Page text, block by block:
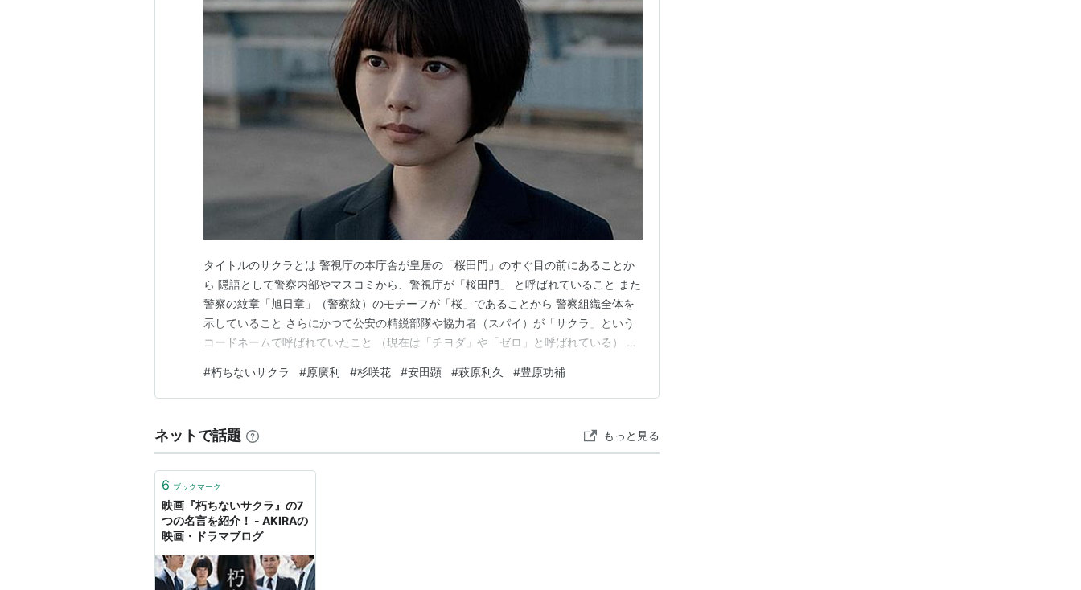
タイトルのサクラとは 警視庁の本庁舎が皇居の「桜田門」のすぐ目の前にあることか
ら 隠語として警察内部やマスコミから、警視庁が「桜田門」 と呼ばれていること また
警察の紋章「旭日章」（警察紋）のモチーフが「桜」であることから 警察組織全体を
示していること さらにかつて公安の精鋭部隊や協力者（スパイ）が「サクラ」という
コードネームで呼ばれていたこと （現在は「チヨダ」や「ゼロ」と呼ばれている） ス
ーカー規制法」が制定された） オウム真理教の地下鉄サリン事件（1995)など 実際に
起きた事件をモデルにしていることがわ…
#朽ちないサクラ #原廣利 #杉咲花 #安田顕 #萩原利久 #豊原功補
ネットで話題 もっと見る
6 ブックマーク
映画『朽ちないサクラ』の7
つの名言を紹介！ - AKIRAの
映画・ドラマブログ